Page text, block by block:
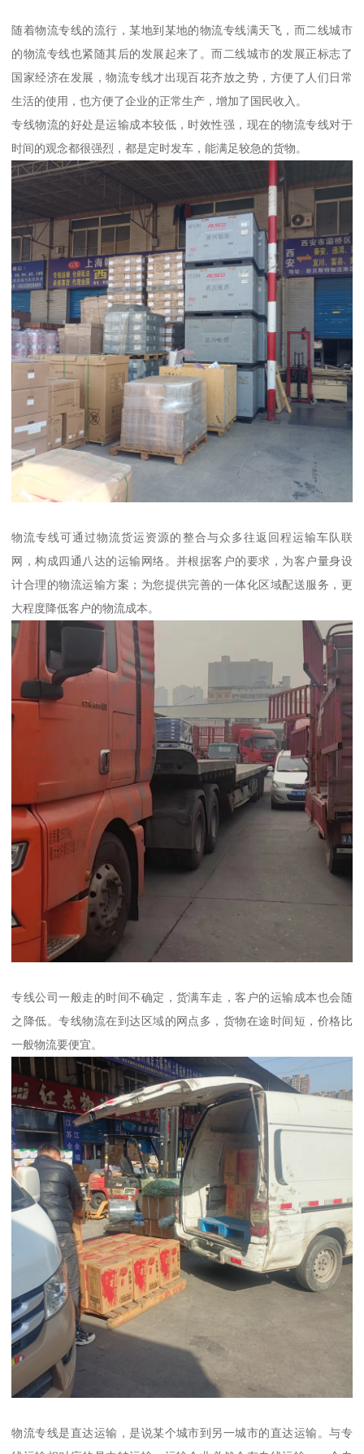
随着物流专线的流行，某地到某地的物流专线满天飞，而二线城市
的物流专线也紧随其后的发展起来了。而二线城市的发展正标志了
国家经济在发展，物流专线才出现百花齐放之势，方便了人们日常
生活的使用，也方便了企业的正常生产，增加了国民收入。
专线物流的好处是运输成本较低，时效性强，现在的物流专线对于
时间的观念都很强烈，都是定时发车，能满足较急的货物。
物流专线可通过物流货运资源的整合与众多往返回程运输车队联
网，构成四通八达的运输网络。并根据客户的要求，为客户量身设
计合理的物流运输方案；为您提供完善的一体化区域配送服务，更
大程度降低客户的物流成本。
专线公司一般走的时间不确定，货满车走，客户的运输成本也会随
之降低。专线物流在到达区域的网点多，货物在途时间短，价格比
一般物流要便宜。
物流专线是直达运输，是说某个城市到另一城市的直达运输。与专